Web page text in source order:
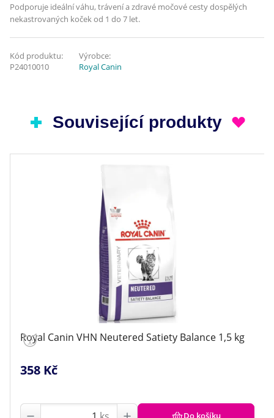
Podporuje ideální váhu, trávení a zdravé močové cesty dospělých
nekastrovaných koček od 1 do 7 let.
Kód produktu:
P24010010
Výrobce:
Royal Canin
Související produkty
Royal Canin VHN Neutered Satiety Balance 1,5 kg
358 Kč
Do košíku